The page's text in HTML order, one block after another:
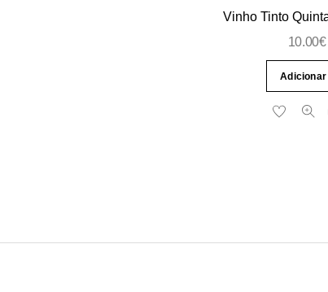
Vinho Tinto
10.00€
Adicionar